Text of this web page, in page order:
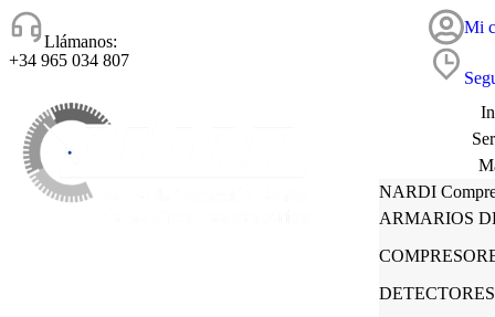
Llámanos:
+34 965 034 807
Mi
NARDI
LALIZAS
JAFER
CITER
ARMARIOS